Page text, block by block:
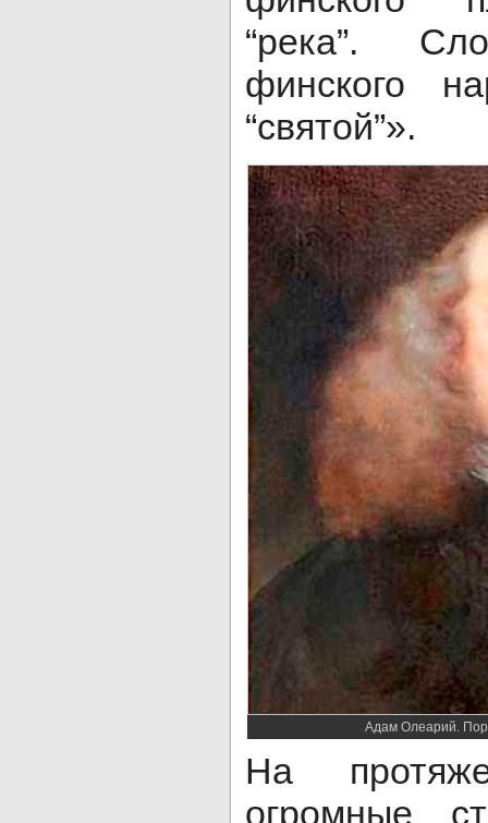
“река”.
финского
“святой”».
Адам Олеарий.
На
огромные